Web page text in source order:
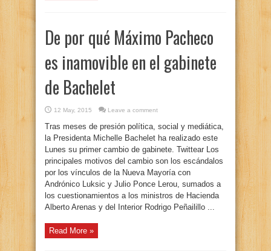
De por qué Máximo Pacheco
es inamovible en el gabinete
de Bachelet
12 May, 2015 Leave a comment
Tras meses de presión política, social y mediática,
la Presidenta Michelle Bachelet ha realizado este
Lunes su primer cambio de gabinete. Twittear Los
principales motivos del cambio son los escándalos
por los vínculos de la Nueva Mayoría con
Andrónico Luksic y Julio Ponce Lerou, sumados a
los cuestionamientos a los ministros de Hacienda
Alberto Arenas y del Interior Rodrigo Peñailillo ...
Read More »